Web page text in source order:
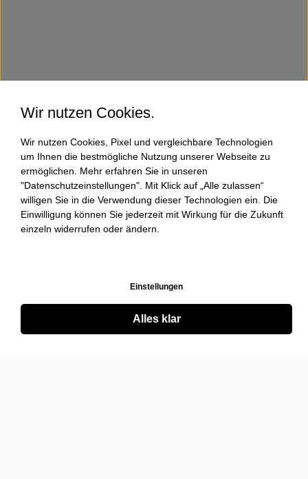
Wir nutzen Cookies.
Wir nutzen Cookies, Pixel und vergleichbare Technologien
um Ihnen die bestmögliche Nutzung unserer Webseite zu
ermöglichen. Mehr erfahren Sie in unseren
"Datenschutzeinstellungen". Mit Klick auf „Alle zulassen“
willigen Sie in die Verwendung dieser Technologien ein. Die
Einwilligung können Sie jederzeit mit Wirkung für die Zukunft
einzeln widerrufen oder ändern.
Einstellungen
Alles klar